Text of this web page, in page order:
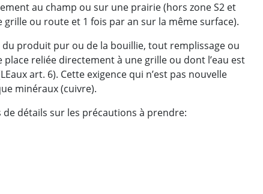
au champ ou sur une prairie (hors zone S2 et
grille ou route et 1 fois par an sur la même surface).
produit pur ou de la bouillie, tout remplissage ou
reliée directement à une grille ou dont l’eau est
art. 6). Cette exigence qui n’est pas nouvelle
minéraux (cuivre).
détails sur les précautions à prendre: